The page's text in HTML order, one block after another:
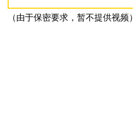
（由于保密要求，暂不提供视频）